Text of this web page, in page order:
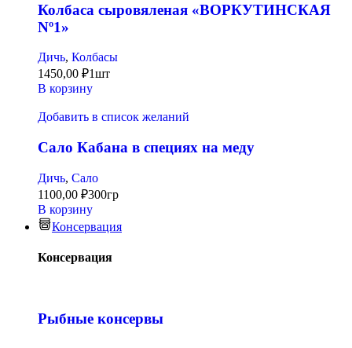
Колбаса сыровяленая «ВОРКУТИНСКАЯ
Nº1»
Дичь, Колбасы
1450,00 ₽1шт
В корзину
Добавить в список желаний
Сало Кабана в специях на меду
Дичь, Сало
1100,00 ₽300гр
В корзину
Консервация
Консервация
Рыбные консервы